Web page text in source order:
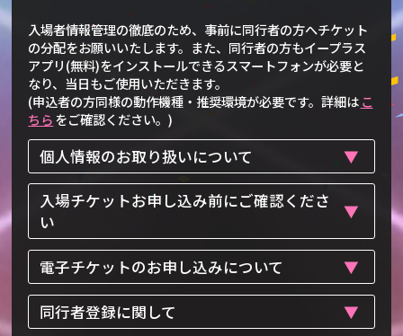
入場者情報管理の徹底のため、事前に同行者の方へチケット
の分配をお願いいたします。また、同行者の方もイープラス
アプリ(無料)をインストールできるスマートフォンが必要と
なり、当日もご使用いただきます。
(申込者の方同様の動作機種・推奨環境が必要です。詳細はこ
ちらをご確認ください。)
個人情報のお取り扱いについて
入場チケットお申し込み前にご確認くださ
い
電子チケットのお申し込みについて
同行者登録に関して